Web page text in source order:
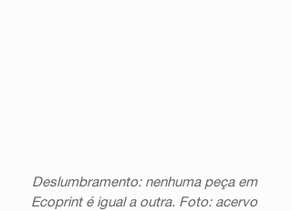
Deslumbramento: nenhuma peça em
Ecoprint é igual a outra. Foto: acervo